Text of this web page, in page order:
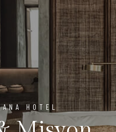
HOTEL